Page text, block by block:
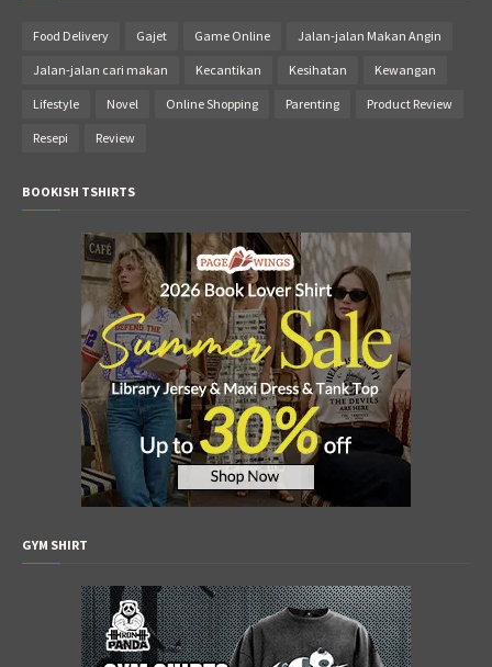
Food Delivery Gajet Game Online Jalan-jalan Makan Angin
Jalan-jalan cari makan Kecantikan Kesihatan Kewangan
Lifestyle Novel Online Shopping Parenting Product Review
Resepi Review
BOOKISH TSHIRTS
GYM SHIRT